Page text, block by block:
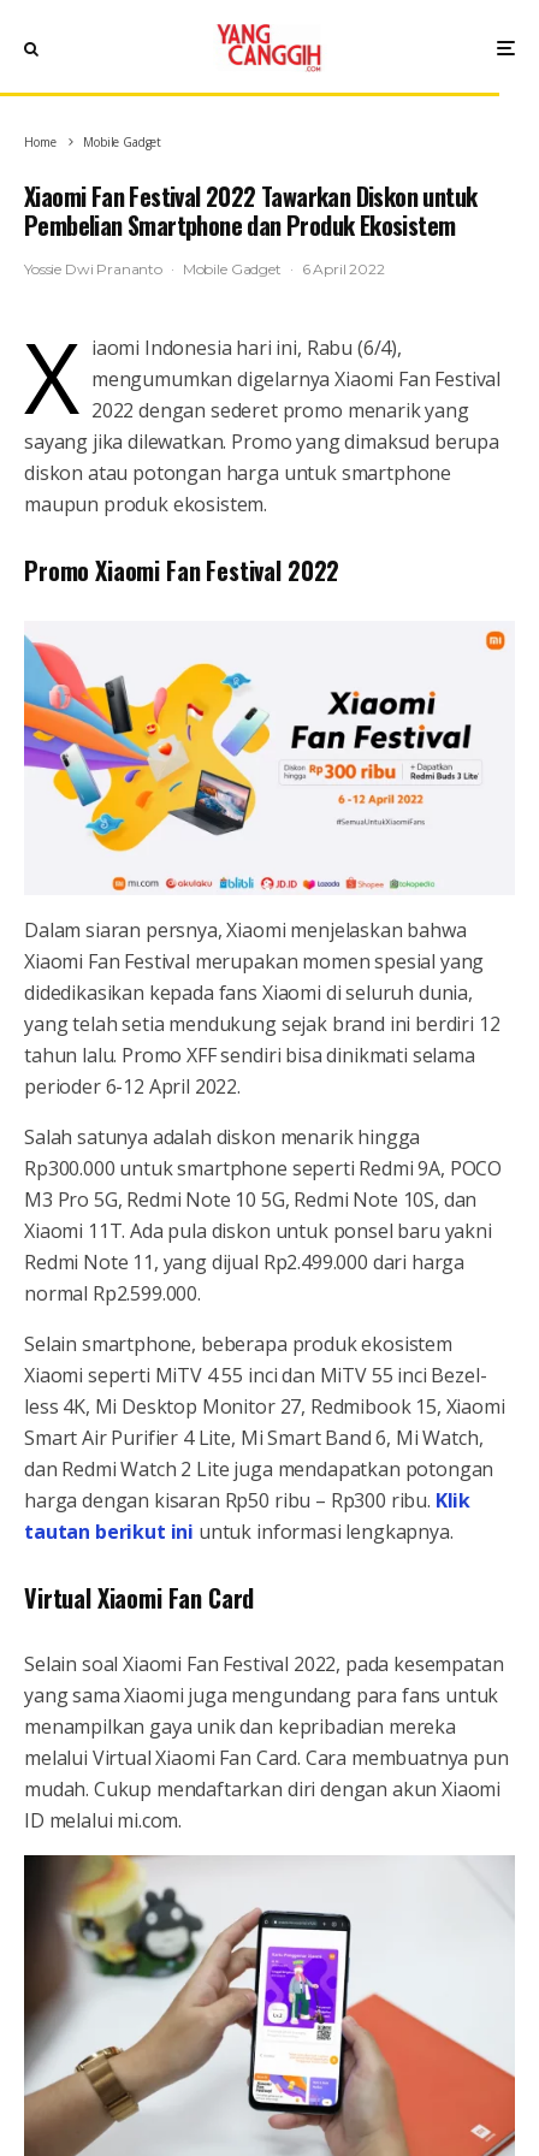
Home Mobile Gadget
Xiaomi Fan Festival 2022 Tawarkan Diskon untuk
Pembelian Smartphone dan Produk Ekosistem
Yossie Dwi Prananto · Mobile Gadget · 6 April 2022
X iaomi Indonesia hari ini, Rabu (6/4),
mengumumkan digelarnya Xiaomi Fan Festival
2022 dengan sederet promo menarik yang
sayang jika dilewatkan. Promo yang dimaksud berupa
diskon atau potongan harga untuk smartphone
maupun produk ekosistem.
Promo Xiaomi Fan Festival 2022
Dalam siaran persnya, Xiaomi menjelaskan bahwa
Xiaomi Fan Festival merupakan momen spesial yang
didedikasikan kepada fans Xiaomi di seluruh dunia,
yang telah setia mendukung sejak brand ini berdiri 12
tahun lalu. Promo XFF sendiri bisa dinikmati selama
perioder 6-12 April 2022.
Salah satunya adalah diskon menarik hingga
Rp300.000 untuk smartphone seperti Redmi 9A, POCO
M3 Pro 5G, Redmi Note 10 5G, Redmi Note 10S, dan
Xiaomi 11T. Ada pula diskon untuk ponsel baru yakni
Redmi Note 11, yang dijual Rp2.499.000 dari harga
normal Rp2.599.000.
Selain smartphone, beberapa produk ekosistem
Xiaomi seperti MiTV 4 55 inci dan MiTV 55 inci Bezel-
less 4K, Mi Desktop Monitor 27, Redmibook 15, Xiaomi
Smart Air Purifier 4 Lite, Mi Smart Band 6, Mi Watch,
dan Redmi Watch 2 Lite juga mendapatkan potongan
harga dengan kisaran Rp50 ribu – Rp300 ribu. Klik
tautan berikut ini untuk informasi lengkapnya.
Virtual Xiaomi Fan Card
Selain soal Xiaomi Fan Festival 2022, pada kesempatan
yang sama Xiaomi juga mengundang para fans untuk
menampilkan gaya unik dan kepribadian mereka
melalui Virtual Xiaomi Fan Card. Cara membuatnya pun
mudah. Cukup mendaftarkan diri dengan akun Xiaomi
ID melalui mi.com.